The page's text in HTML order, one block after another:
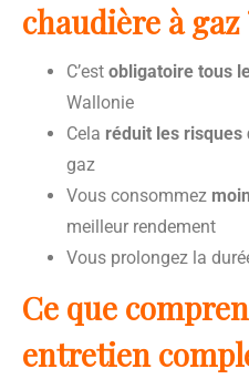
chaudière à gaz
C’est obligatoire tous
Wallonie
Cela réduit les risques
gaz
Vous consommez
meilleur rendement
Vous prolongez la
Ce que
entretien